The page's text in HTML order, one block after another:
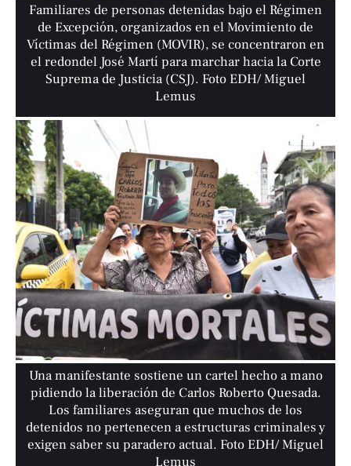
Familiares de personas detenidas bajo el Régimen
de Excepción, organizados en el Movimiento de
Víctimas del Régimen (MOVIR), se concentraron en
el redondel José Martí para marchar hacia la Corte
Suprema de Justicia (CSJ). Foto EDH/ Miguel
Lemus
Una manifestante sostiene un cartel hecho a mano
pidiendo la liberación de Carlos Roberto Quesada.
Los familiares aseguran que muchos de los
detenidos no pertenecen a estructuras criminales y
exigen saber su paradero actual. Foto EDH/ Miguel
Lemus